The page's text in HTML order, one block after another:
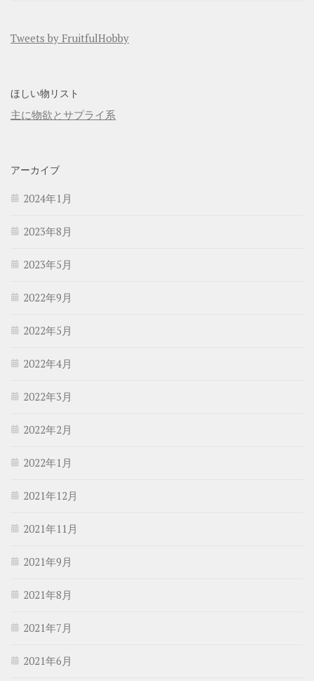
Tweets by FruitfulHobby
ほしい物リスト
主に物欲とサプライ系
アーカイブ
2024年1月
2023年8月
2023年5月
2022年9月
2022年5月
2022年4月
2022年3月
2022年2月
2022年1月
2021年12月
2021年11月
2021年9月
2021年8月
2021年7月
2021年6月